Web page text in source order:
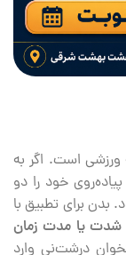
ورزشی است. اگر به
خود را دو
بدن برای تطبیق با
شدت یا مدت زمان
درشت‌نی وارد